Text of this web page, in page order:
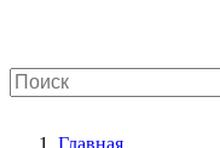
Главная